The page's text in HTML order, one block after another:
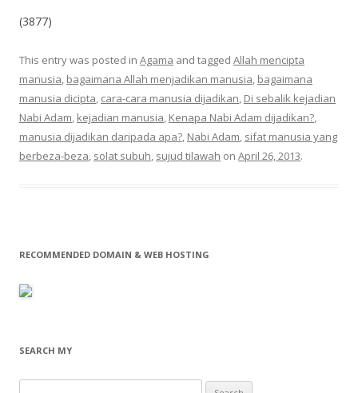
(3877)
This entry was posted in Agama and tagged Allah mencipta
manusia, bagaimana Allah menjadikan manusia, bagaimana
manusia dicipta, cara-cara manusia dijadikan, Di sebalik kejadian
Nabi Adam, kejadian manusia, Kenapa Nabi Adam dijadikan?,
manusia dijadikan daripada apa?, Nabi Adam, sifat manusia yang
berbeza-beza, solat subuh, sujud tilawah on April 26, 2013.
RECOMMENDED DOMAIN & WEB HOSTING
SEARCH MY